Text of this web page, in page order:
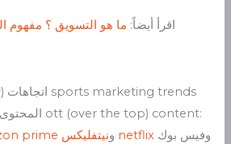
اقرأ أيضاً: ما هو التسويق ؟ مفهوم
اتجاهات (ترند) التسويق الرياضي sports marketing trends
1. المحتوى المقدم عبر الانترنت ott (over the top) content:
prime ونيتفليكس netflix